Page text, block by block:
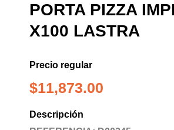
PORTA PIZZA
X100 LASTRA
Precio regular
$11,873.00
Descripción